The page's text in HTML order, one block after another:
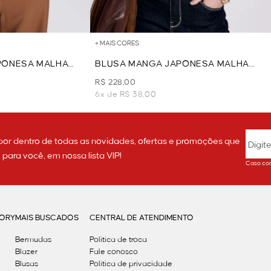
MALHA
+ MAIS CORES
BLUSA MANGA JAPONESA MALHA
TEXTURIZADA - BLUSH
R$ 228,00
6x de R$ 38,00
dentro de todas as novidades, ofertas e promoções que
você, em nossa lista VIP!
Caso
MAIS BUSCADOS
Bermudas
Blazer
Blusas
CENTRAL DE ATENDIMENTO
Política de troca
Fale conosco
Politica de privacidade